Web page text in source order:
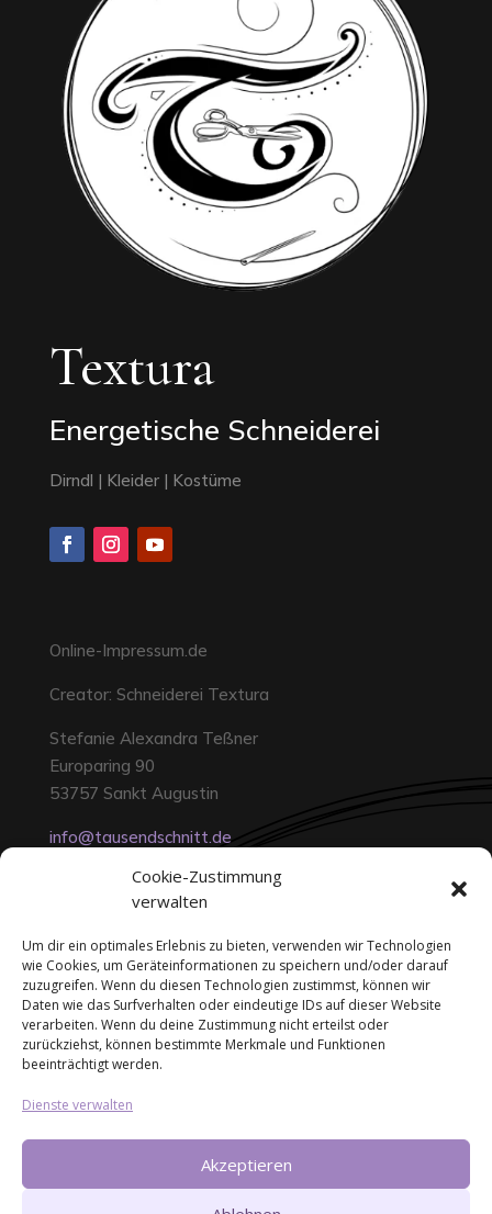
Cookie-Zustimmung
verwalten
Um dir ein optimales Erlebnis zu bieten, verwenden wir Technologien
wie Cookies, um Geräteinformationen zu speichern und/oder darauf
zuzugreifen. Wenn du diesen Technologien zustimmst, können wir
Daten wie das Surfverhalten oder eindeutige IDs auf dieser Website
verarbeiten. Wenn du deine Zustimmung nicht erteilst oder
zurückziehst, können bestimmte Merkmale und Funktionen
beeinträchtigt werden.
Dienste verwalten
Akzeptieren
Textura
Energetische Schneiderei
Dirndl | Kleider | Kostüme
Online-Impressum.de
Creator: Schneiderei Textura
Stefanie Alexandra Teßner
Europaring 90
53757 Sankt Augustin
info@tausendschnitt.de
Copyright byTextura |
Impressum|Datenschutz|Cookies|AGB